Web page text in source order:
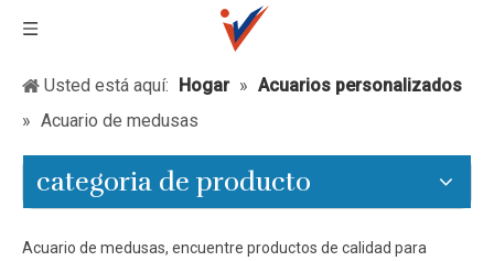
Usted está aquí: Hogar » Acuarios personalizados
» Acuario de medusas
categoria de producto
Acuario de medusas, encuentre productos de calidad para